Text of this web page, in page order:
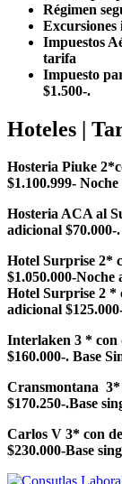
Régimen
Impuestos
tarifa
Impuesto
$1.500-.
Hoteles |
Hosteria Piuke
$1.100.999-
Hosteria ACA al
adicional $70.000-
Hotel Surprise 2*
$1.050.000-Noche
Hotel Surprise 2 *
adicional
Interlaken 3 * con
$160.000-. Base
Cransmontana 3*
$170.250-.Base
Carlos V 3* con
$230.000-Base